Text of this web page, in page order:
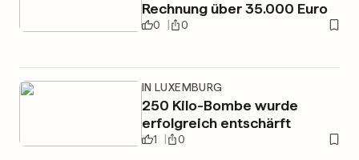
Rechnung über 35.000 Euro
0 0
IN LUXEMBURG
250 Kilo-Bombe wurde
erfolgreich entschärft
1 0